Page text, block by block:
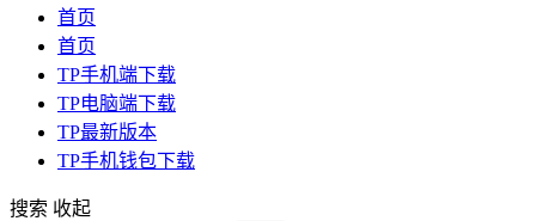
首页
首页
TP手机端下载
TP电脑端下载
TP最新版本
TP手机钱包下载
搜索 收起